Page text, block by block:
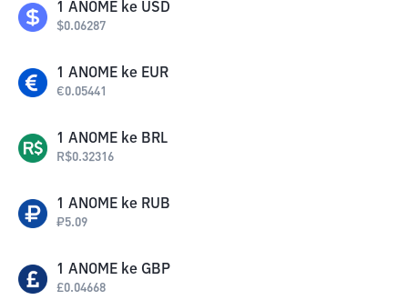
1 ANOME ke USD
$0.06287
1 ANOME ke EUR
€0.05441
1 ANOME ke BRL
R$0.32316
1 ANOME ke RUB
₽5.09
1 ANOME ke GBP
£0.04668